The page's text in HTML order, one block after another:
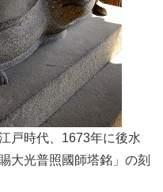
戸時代、1673年に後水
大光普照國師塔銘」の刻